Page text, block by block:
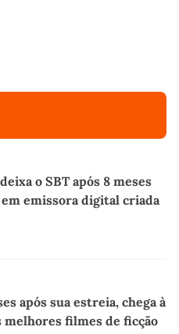
o SBT após 8 meses
emissora digital criada
após sua estreia, chega à
filmes de ficção